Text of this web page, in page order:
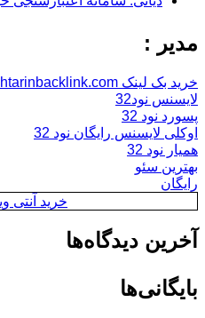
مدیر :
خرید بک لینک behtarinbacklink.com
لایسنس نود32
پسورد نود 32
اوکلی لایسنس رایگان نود 32
همیار نود 32
بهترین سئو
رایگان
خرید آنتی
آخرین دیدگاه‌ها
بایگانی‌ها